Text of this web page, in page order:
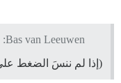
Bas van Leeuwen:
(إذا لم ننسَ الضغط